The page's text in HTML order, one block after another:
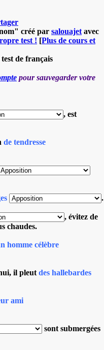
créé par salouajet avec
test ! [Plus de cours et
test de français
pour sauvegarder votre
, est
de tendresse
.
, évitez de
chaudes.
homme célèbre
il pleut des hallebardes
ami
sont submergées